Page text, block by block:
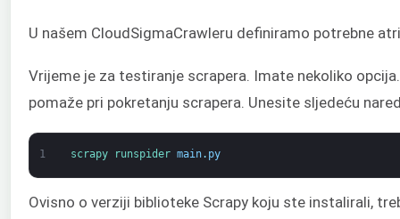
U našem CloudSigmaCrawleru definiramo potrebne
Vrijeme je za testiranje scrapera. Imate nekoliko
pomaže pri pokretanju scrapera. Unesite sljedeću
1 scrapy runspider main. py
Ovisno o verziji biblioteke Scrapy koju ste instalirali,